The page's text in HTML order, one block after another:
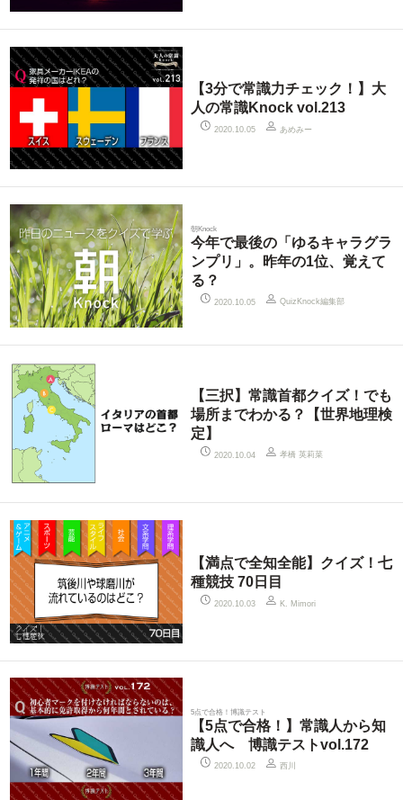
【3分で常識力チェック！】大
人の常識Knock vol.213
2020.10.05 あめみー
朝Knock
今年で最後の「ゆるキャラグラ
ンプリ」。昨年の1位、覚えて
る？
2020.10.05 QuizKnock編集部
【三択】常識首都クイズ！でも
場所までわかる？【世界地理検
定】
2020.10.04 孝橋 英莉菜
【満点で全知全能】クイズ！七
種競技 70日目
2020.10.03 K. Mimori
5点で合格！博識テスト
【5点で合格！】常識人から知
識人へ 博識テストvol.172
2020.10.02 西川